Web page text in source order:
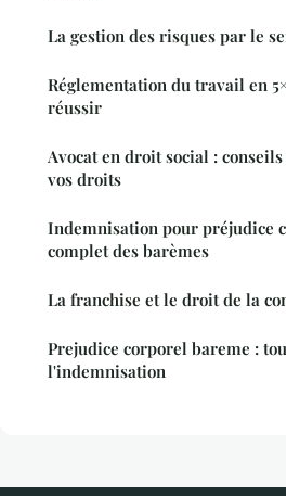
La gestion des risques par le
Réglementation du travail en
réussir
Avocat en droit social :
vos droits
Indemnisation pour préjudice
complet des barèmes
La franchise et le droit de la
Prejudice corporel bareme :
l'indemnisation